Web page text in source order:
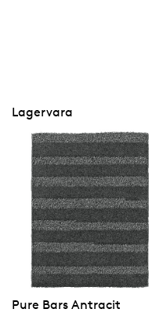
Lagervara
Pure Bars Antracit